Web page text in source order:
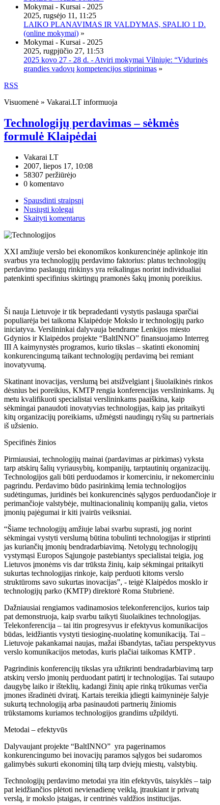
Mokymai - Kursai - 2025
2025, rugsėjo 11, 11:25
LAIKO PLANAVIMAS IR VALDYMAS, SPALIO 1 D.
(online mokymai) »
Mokymai - Kursai - 2025
2025, rugpjūčio 27, 11:53
2025 kovo 27 - 28 d. - Atviri mokymai Vilniuje: “Vidurinės
grandies vadovų kompetencijos stiprinimas »
RSS
Visuomenė » Vakarai.LT informuoja
Technologijų perdavimas – sėkmės
formulė Klaipėdai
Vakarai LT
2007, liepos 17, 10:08
58307 peržiūrėjo
0 komentavo
Spausdinti straipsnį
Nusiųsti kolegai
Skaityti komentarus
XXI amžiuje verslo bei ekonomikos konkurencinėje aplinkoje itin
svarbus yra technologijų perdavimo faktorius: platus technologijų
perdavimo paslaugų rinkinys yra reikalingas norint individualiai
patenkinti specifinius skirtingų pramonės šakų įmonių poreikius.
Ši nauja Lietuvoje ir tik bepradedanti vystytis paslauga sparčiai
populiarėja bei taikoma Klaipėdoje Mokslo ir technologijų parko
iniciatyva. Verslininkai dalyvauja bendrame Lenkijos miesto
Gdynios ir Klaipėdos projekte “BaltINNO” finansuojamo Interreg
III A kaimynystės programos, kurio tikslas – skatinti ekonominį
konkurencingumą taikant technologijų perdavimą bei remiant
inovatyvumą.
Skatinant inovacijas, verslumą bei atsižvelgiant į šiuolaikinės rinkos
dėsnius bei poreikius, KMTP rengia konferencijas verslininkams. Jų
metu kvalifikuoti specialistai verslininkams paaiškina, kaip
sėkmingai panaudoti inovatyvias technologijas, kaip jas pritaikyti
kitų organizacijų poreikiams, užmėgsti naudingų ryšių su partneriais
iš užsienio.
Specifinės žinios
Pirmiausiai, technologijų mainai (pardavimas ar pirkimas) vyksta
tarp atskirų šalių vyriausybių, kompanijų, tarptautinių organizacijų.
Technologijos gali būti perduodamos ir komerciniu, ir nekomerciniu
pagrindu. Perdavimo būdo pasirinkimą lemia technologijos
sudėtingumas, juridinės bei konkurencinės sąlygos perduodančioje ir
perimančioje valstybėje, multinacionalinių kompanijų galia, vietos
įmonių pajėgumai ir kiti įvairūs veiksniai.
“Šiame technologijų amžiuje labai svarbu suprasti, jog norint
sėkmingai vystyti verslumą būtina tobulinti technologijas ir stiprinti
jas kuriančių įmonių bendradarbiavimą. Netolygų technologijų
vystymąsi Europos Sąjungoje pastebiantys specialistai teigia, jog
Lietuvos įmonėms vis dar trūksta žinių, kaip sėkmingai pritaikyti
sukurtas technologijas rinkoje, kaip perduoti kitoms verslo
struktūroms savo sukurtas inovacijas”, - teigė Klaipėdos mosklo ir
technologijų parko (KMTP) direktorė Roma Stubrienė.
Dažniausiai rengiamos vadinamosios telekonferencijos, kurios taip
pat demonstruoja, kaip svarbu taikyti šiuolaikines technologijas.
Telekonferencija – tai itin progresyvus ir efektyvus komunikacijos
būdas, leidžiantis vystyti tiesioginę-nuolatinę komunikaciją. Tai –
Lietuvoje pakankamai naujas, mažai išbandytas, tačiau perspektyvus
verslo komunikacijos metodas, kuris plačiai taikomas KMTP .
Pagrindinis konferencijų tikslas yra užtikrinti bendradarbiavimą tarp
atskirų verslo įmonių perduodant patirtį ir technologijas. Tai sutaupo
daugybę laiko ir išteklių, kadangi žinių apie rinką trūkumas verčia
įmones išradinėti dviratį. Kartais tereikia įdiegti kaimyninėje šalyje
sukurtą technologiją arba pasinaudoti partnerių žiniomis
trūkstamoms kuriamos technologijos grandims užpildyti.
Metodai – efektyvūs
Dalyvaujant projekte “BaltINNO” yra pagerinamos
konkurencingumo bei inovacijų paramos sąlygos bei sudaromos
galimybės sukurti ekonominį tiltą tarp dviejų miestų, valstybių.
Technologijų perdavimo metodai yra itin efektyvūs, taisyklės – taip
pat leidžiančios plėtoti nevienadienę veiklą, įtraukiant ir privatų
verslą, ir mokslo įstaigas, ir centrinės valdžios institucijas.